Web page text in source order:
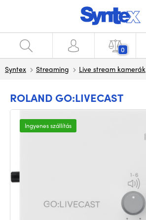
0
Syntex Streaming Live stream kamerák
ROLAND GO:LIVECAST
Ingyenes szállítás